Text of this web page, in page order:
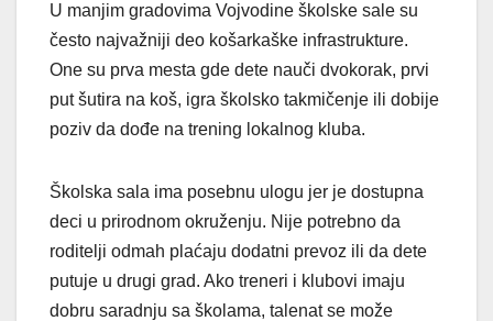
U manjim gradovima Vojvodine školske sale su
često najvažniji deo košarkaške infrastrukture.
One su prva mesta gde dete nauči dvokorak, prvi
put šutira na koš, igra školsko takmičenje ili dobije
poziv da dođe na trening lokalnog kluba.
Školska sala ima posebnu ulogu jer je dostupna
deci u prirodnom okruženju. Nije potrebno da
roditelji odmah plaćaju dodatni prevoz ili da dete
putuje u drugi grad. Ako treneri i klubovi imaju
dobru saradnju sa školama, talenat se može